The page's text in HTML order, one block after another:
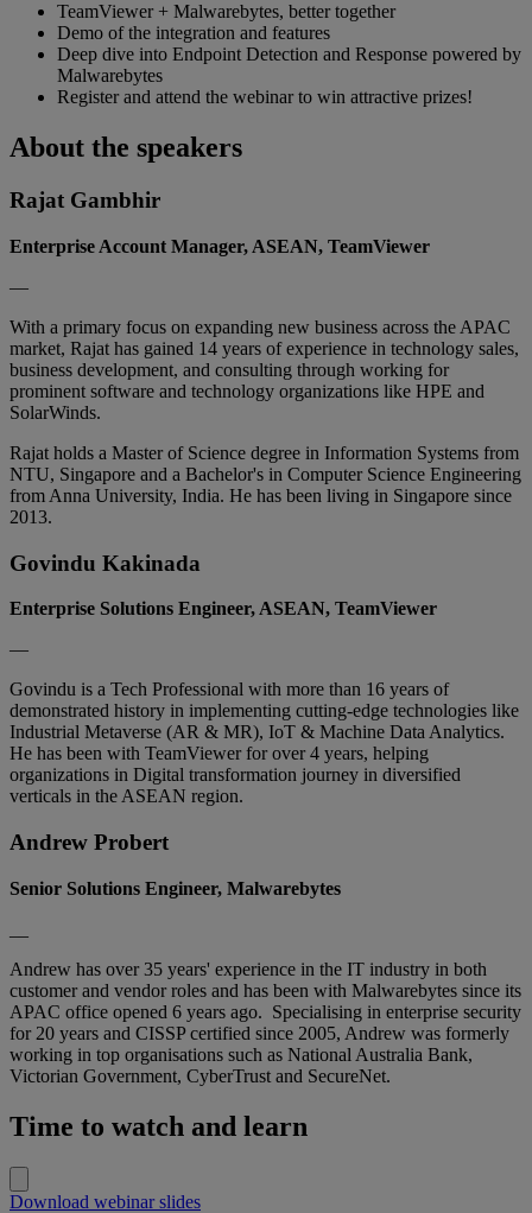
TeamViewer + Malwarebytes, better together
Demo of the integration and features
Deep dive into Endpoint Detection and Response powered by
Malwarebytes
Register and attend the webinar to win attractive prizes!
About the speakers
Rajat Gambhir
Enterprise Account Manager, ASEAN, TeamViewer
—
With a primary focus on expanding new business across the APAC
market, Rajat has gained 14 years of experience in technology sales,
business development, and consulting through working for
prominent software and technology organizations like HPE and
SolarWinds.
Rajat holds a Master of Science degree in Information Systems from
NTU, Singapore and a Bachelor's in Computer Science Engineering
from Anna University, India. He has been living in Singapore since
2013.
Govindu Kakinada
Enterprise Solutions Engineer, ASEAN, TeamViewer
—
Govindu is a Tech Professional with more than 16 years of
demonstrated history in implementing cutting-edge technologies like
Industrial Metaverse (AR & MR), IoT & Machine Data Analytics.
He has been with TeamViewer for over 4 years, helping
organizations in Digital transformation journey in diversified
verticals in the ASEAN region.
Andrew Probert
Senior Solutions Engineer, Malwarebytes
Andrew has over 35 years' experience in the IT industry in both
customer and vendor roles and has been with Malwarebytes since its
APAC office opened 6 years ago. Specialising in enterprise security
for 20 years and CISSP certified since 2005, Andrew was formerly
working in top organisations such as National Australia Bank,
Victorian Government, CyberTrust and SecureNet.
Time to watch and learn
Download webinar slides